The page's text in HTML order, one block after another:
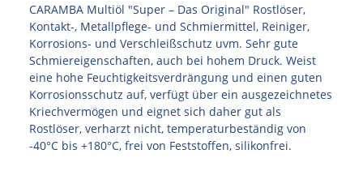
CARAMBA Multiöl "Super – Das Original" Rostlöser,
Kontakt-, Metallpflege- und Schmiermittel, Reiniger,
Korrosions- und Verschleißschutz uvm. Sehr gute
Schmiereigenschaften, auch bei hohem Druck. Weist
eine hohe Feuchtigkeitsverdrängung und einen guten
Korrosionsschutz auf, verfügt über ein ausgezeichnetes
Kriechvermögen und eignet sich daher gut als
Rostlöser, verharzt nicht, temperaturbeständig von
-40°C bis +180°C, frei von Feststoffen, silikonfrei.